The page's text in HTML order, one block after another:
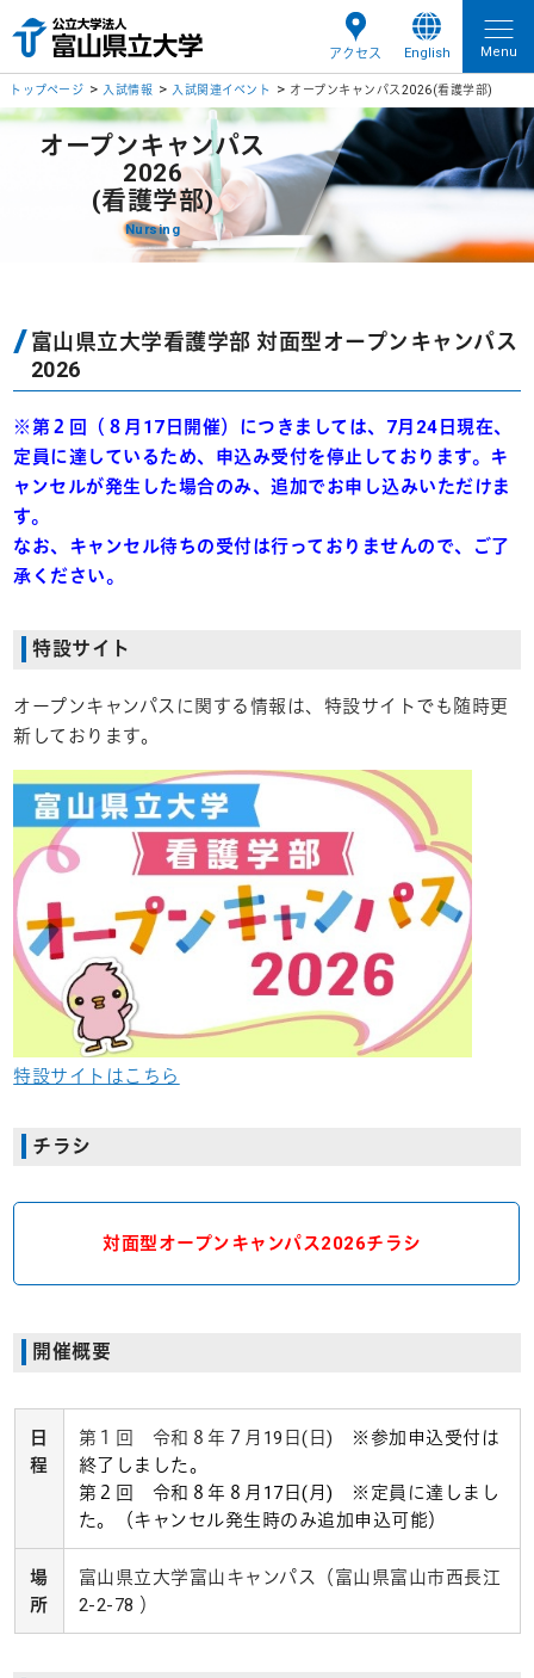
アクセス English Menu
トップページ 入試情報 入試関連イベント オープンキャンパス2026(看護学部)
オープンキャンパス
2026
(看護学部)
Nursing
富山県立大学看護学部 対面型オープンキャンパス
2026
※第２回（８月17日開催）につきましては、7月24日現在、
定員に達しているため、申込み受付を停止しております。キ
ャンセルが発生した場合のみ、追加でお申し込みいただけま
す。
なお、キャンセル待ちの受付は行っておりませんので、ご了
承ください。
特設サイト
オープンキャンパスに関する情報は、特設サイトでも随時更
新しております。
特設サイトはこちら
チラシ
対面型オープンキャンパス2026チラシ
開催概要
日
程
第１回 令和８年７月19日(日)
※参加申込受付は
終了しました。
第２回 令和８年８月17日(月) ※定員に達しまし
た。（キャンセル発生時のみ追加申込可能）
場
所
富山県立大学富山キャンパス（富山県富山市西長江
2-2-78 ）